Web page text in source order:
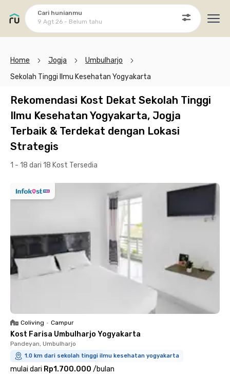
Cari hunianmu
9 Agt 26 - Belum tahu
Home Jogja
Umbulharjo
Sekolah Tinggi Ilmu Kesehatan Yogyakarta
Rekomendasi Kost Dekat Sekolah Tinggi
Ilmu Kesehatan Yogyakarta, Jogja
Terbaik & Terdekat dengan Lokasi
Strategis
1 - 18 dari 18 Kost Tersedia
Coliving • Campur
Kost Farisa Umbulharjo Yogyakarta
Pandeyan, Umbulharjo
1.0 km dari sekolah tinggi ilmu kesehatan yogyakarta
mulai dari Rp1.700.000 /bulan